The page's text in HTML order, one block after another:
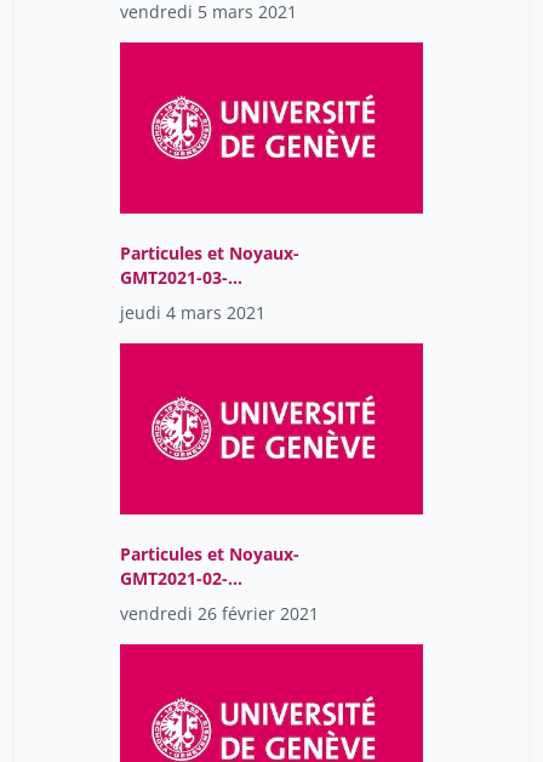
vendredi 5 mars 2021
Particules et Noyaux-
GMT2021-03-
04T08:55:02Z
jeudi 4 mars 2021
Particules et Noyaux-
GMT2021-02-
26T08:42:55Z
vendredi 26 février 2021